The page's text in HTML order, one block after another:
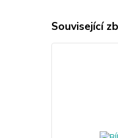
Související